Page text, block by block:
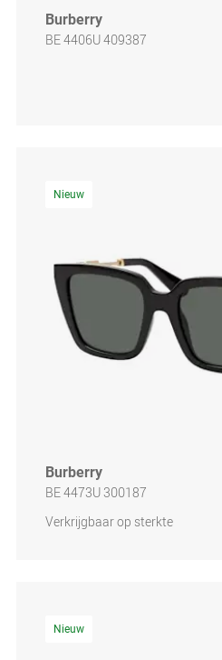
Burberry
BE 4406U 409387
Nieuw
Burberry
BE 4473U 300187
Verkrijgbaar op sterkte
Nieuw